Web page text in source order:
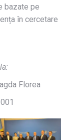
bazate pe
în cercetare
Florea